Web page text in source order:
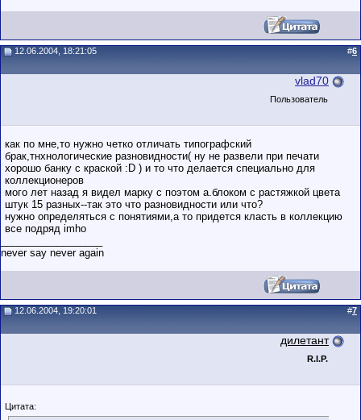
12.06.2004, 18:21:05 #6
vlad70
Пользователь
как по мне,то нужно четко отличать типографский
брак,тнхнологические разновидности( ну не развели при печати
хорошо банку с краской :D ) и то что делается специально для
коллекционеров
мого лет назад я видел марку с поэтом а.блоком с растяжкой цвета
штук 15 разных--так это что разновидности или что?
нужно определяться с понятиями,а то придется класть в коллекцию
все подряд imho
never say never again
12.06.2004, 19:20:01 #7
дилетант
R.I.P.
Цитата: